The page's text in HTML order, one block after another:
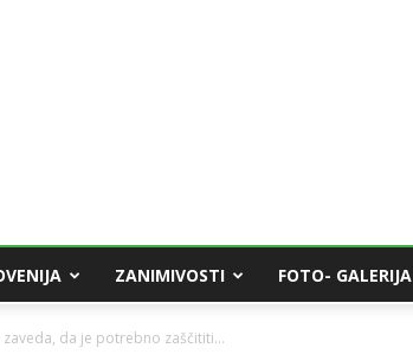
ZANIMIVOSTI FOTO- GALERIJA
da je potrebno zaščititi...